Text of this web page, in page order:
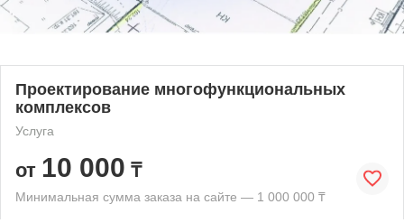
Проектирование многофункциональных
комплексов
Услуга
от 10 000 ₸
Минимальная сумма заказа на сайте — 1 000 000 ₸